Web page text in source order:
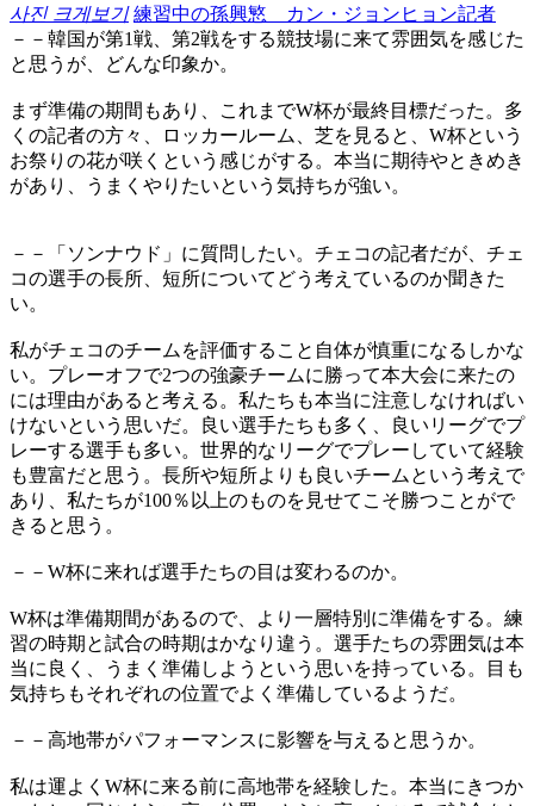
사진 크게보기 練習中の孫興慜 カン・ジョンヒョン記者
－－韓国が第1戦、第2戦をする競技場に来て雰囲気を感じた
と思うが、どんな印象か。
まず準備の期間もあり、これまでW杯が最終目標だった。多
くの記者の方々、ロッカールーム、芝を見ると、W杯という
お祭りの花が咲くという感じがする。本当に期待やときめき
があり、うまくやりたいという気持ちが強い。
－－「ソンナウド」に質問したい。チェコの記者だが、チェ
コの選手の長所、短所についてどう考えているのか聞きた
い。
私がチェコのチームを評価すること自体が慎重になるしかな
い。プレーオフで2つの強豪チームに勝って本大会に来たの
には理由があると考える。私たちも本当に注意しなければい
けないという思いだ。良い選手たちも多く、良いリーグでプ
レーする選手も多い。世界的なリーグでプレーしていて経験
も豊富だと思う。長所や短所よりも良いチームという考えで
あり、私たちが100％以上のものを見せてこそ勝つことがで
きると思う。
－－W杯に来れば選手たちの目は変わるのか。
W杯は準備期間があるので、より一層特別に準備をする。練
習の時期と試合の時期はかなり違う。選手たちの雰囲気は本
当に良く、うまく準備しようという思いを持っている。目も
気持ちもそれぞれの位置でよく準備しているようだ。
－－高地帯がパフォーマンスに影響を与えると思うか。
私は運よくW杯に来る前に高地帯を経験した。本当にきつか